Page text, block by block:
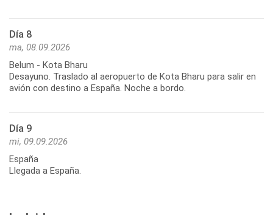
Día 8
ma, 08.09.2026
Belum - Kota Bharu
Desayuno. Traslado al aeropuerto de Kota Bharu para salir en
avión con destino a España. Noche a bordo.
Día 9
mi, 09.09.2026
España
Llegada a España.